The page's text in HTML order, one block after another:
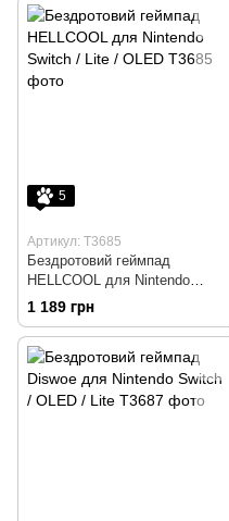
5
Артикул: T3685
Бездротовий геймпад
HELLCOOL для Nintendo
Switch / Lite / OLED
1 189 грн